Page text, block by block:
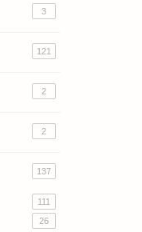
3
121
2
2
137
111
26